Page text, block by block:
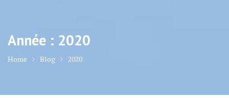
Année : 2020
Home Blog 2020